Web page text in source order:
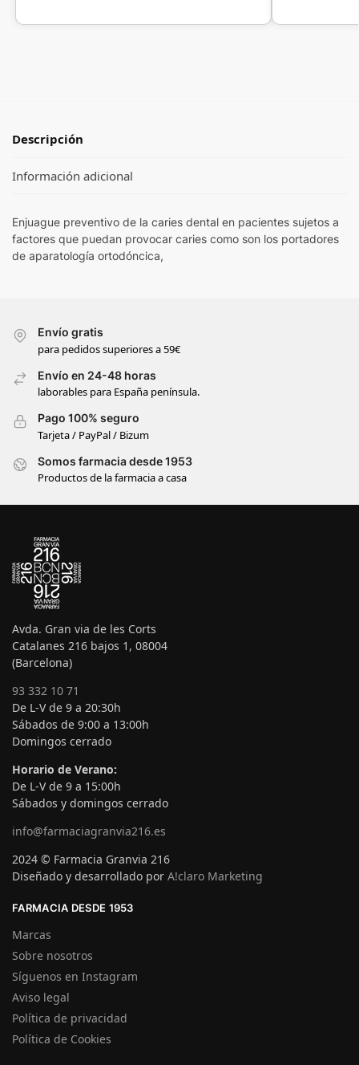
Descripción
Información adicional
Enjuague preventivo de la caries dental en pacientes sujetos a
factores que puedan provocar caries como son los portadores
de aparatología ortodóncica,
Envío gratis
para pedidos superiores a 59€
Envío en 24-48 horas
laborables para España península.
Pago 100% seguro
Tarjeta / PayPal / Bizum
Somos farmacia desde 1953
Productos de la farmacia a casa
Avda. Gran via de les Corts
Catalanes 216 bajos 1, 08004
(Barcelona)
93 332 10 71
De L-V de 9 a 20:30h
Sábados de 9:00 a 13:00h
Domingos cerrado
Horario de Verano:
De L-V de 9 a 15:00h
Sábados y domingos cerrado
info@farmaciagranvia216.es
2024 © Farmacia Granvia 216
Diseñado y desarrollado por A!claro Marketing
FARMACIA DESDE 1953
Marcas
Sobre nosotros
Síguenos en Instagram
Aviso legal
Política de privacidad
Política de Cookies